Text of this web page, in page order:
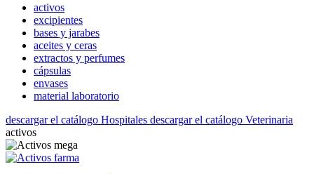
activos
excipientes
bases y jarabes
aceites y ceras
extractos y perfumes
cápsulas
envases
material laboratorio
descargar el catálogo Hospitales descargar el catálogo Veterinaria
activos